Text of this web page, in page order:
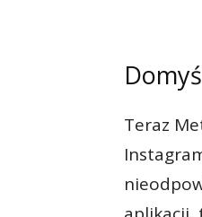
Teraz